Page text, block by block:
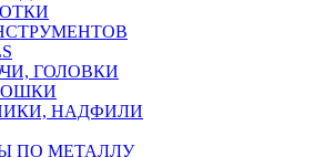
ГОЛОВКИ
НАДФИЛИ
ПО МЕТАЛЛУ